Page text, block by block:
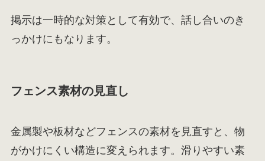
掲示は一時的な対策として有効で、話し合いのき
っかけにもなります。
フェンス素材の見直し
金属製や板材などフェンスの素材を見直すと、物
がかけにくい構造に変えられます。滑りやすい素